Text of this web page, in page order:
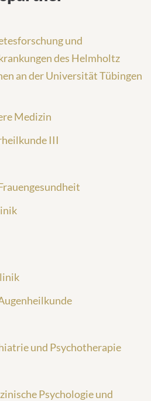
und
des Helmholtz
an der Universität Tübingen
Medizin
III
und Psychotherapie
Psychologie und